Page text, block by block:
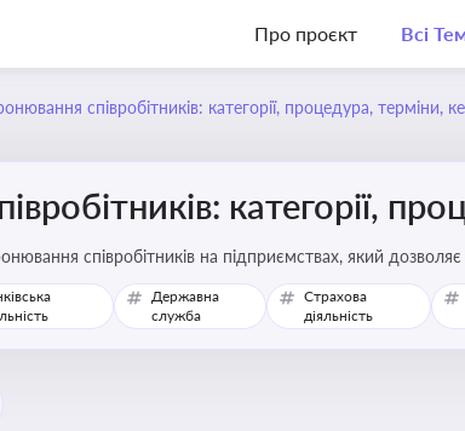
Про проєкт Всі
співробітників: категорії, процедура, терміни,
категорії,
співробітників на підприємствах, який
Державна
служба
Страхова
діяльність